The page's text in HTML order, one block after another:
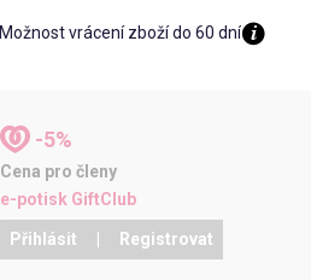
Možnost vrácení zboží do 60 dní
-5%
Cena pro členy
e-potisk GiftClub
Přihlásit Registrovat